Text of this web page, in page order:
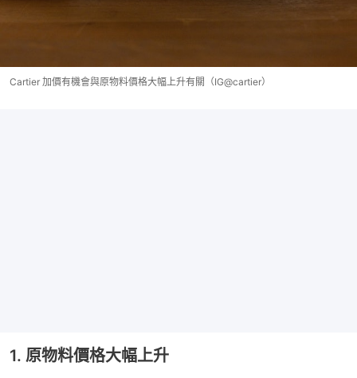
Cartier 加價有機會與原物料價格大幅上升有關（IG@cartier）
1. 原物料價格大幅上升